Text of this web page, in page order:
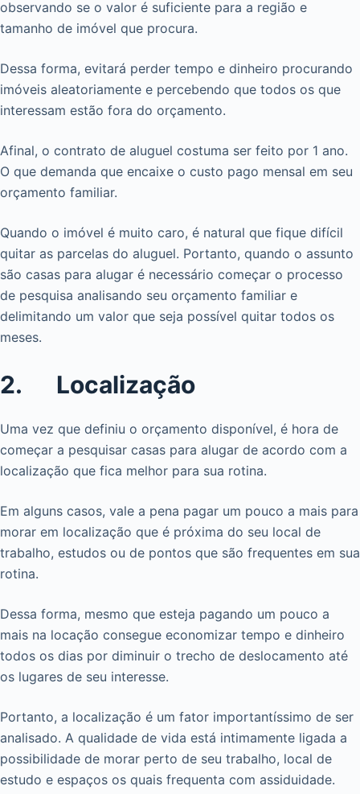
observando se o valor é suficiente para a região e
tamanho de imóvel que procura.
Dessa forma, evitará perder tempo e dinheiro procurando
imóveis aleatoriamente e percebendo que todos os que
interessam estão fora do orçamento.
Afinal, o contrato de aluguel costuma ser feito por 1 ano.
O que demanda que encaixe o custo pago mensal em seu
orçamento familiar.
Quando o imóvel é muito caro, é natural que fique difícil
quitar as parcelas do aluguel. Portanto, quando o assunto
são casas para alugar é necessário começar o processo
de pesquisa analisando seu orçamento familiar e
delimitando um valor que seja possível quitar todos os
meses.
2. Localização
Uma vez que definiu o orçamento disponível, é hora de
começar a pesquisar casas para alugar de acordo com a
localização que fica melhor para sua rotina.
Em alguns casos, vale a pena pagar um pouco a mais para
morar em localização que é próxima do seu local de
trabalho, estudos ou de pontos que são frequentes em sua
rotina.
Dessa forma, mesmo que esteja pagando um pouco a
mais na locação consegue economizar tempo e dinheiro
todos os dias por diminuir o trecho de deslocamento até
os lugares de seu interesse.
Portanto, a localização é um fator importantíssimo de ser
analisado. A qualidade de vida está intimamente ligada a
possibilidade de morar perto de seu trabalho, local de
estudo e espaços os quais frequenta com assiduidade.